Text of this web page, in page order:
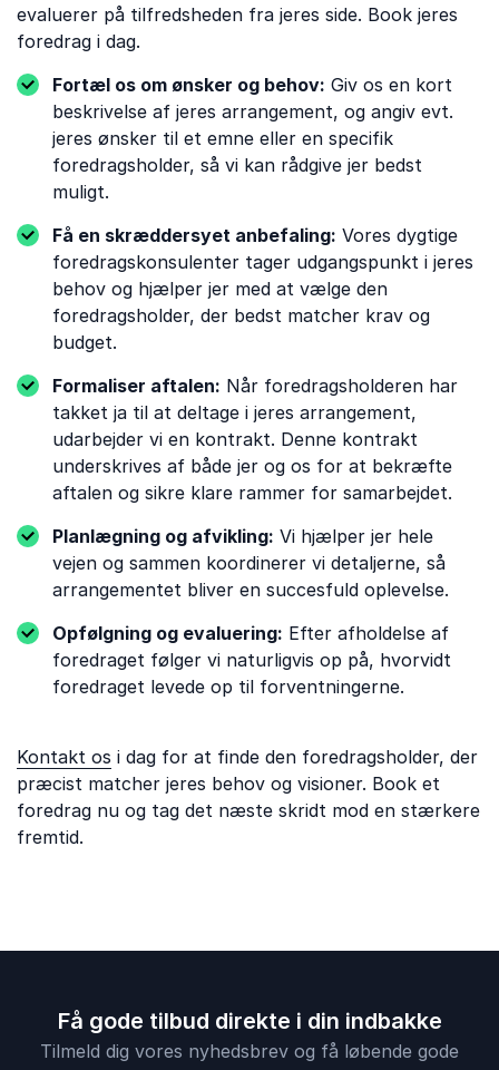
evaluerer på tilfredsheden fra jeres side. Book jeres
foredrag i dag.
Fortæl os om ønsker og behov: Giv os en kort
beskrivelse af jeres arrangement, og angiv evt.
jeres ønsker til et emne eller en specifik
foredragsholder, så vi kan rådgive jer bedst
muligt.
Få en skræddersyet anbefaling: Vores dygtige
foredragskonsulenter tager udgangspunkt i jeres
behov og hjælper jer med at vælge den
foredragsholder, der bedst matcher krav og
budget.
Formaliser aftalen: Når foredragsholderen har
takket ja til at deltage i jeres arrangement,
udarbejder vi en kontrakt. Denne kontrakt
underskrives af både jer og os for at bekræfte
aftalen og sikre klare rammer for samarbejdet.
Planlægning og afvikling: Vi hjælper jer hele
vejen og sammen koordinerer vi detaljerne, så
arrangementet bliver en succesfuld oplevelse.
Opfølgning og evaluering: Efter afholdelse af
foredraget følger vi naturligvis op på, hvorvidt
foredraget levede op til forventningerne.
Kontakt os i dag for at finde den foredragsholder, der
præcist matcher jeres behov og visioner. Book et
foredrag nu og tag det næste skridt mod en stærkere
fremtid.
Få gode tilbud direkte i din indbakke
Tilmeld dig vores nyhedsbrev og få løbende gode